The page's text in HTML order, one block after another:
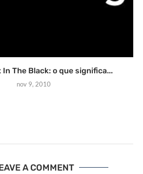
In The Black: o que significa...
nov 9, 2010
A COMMENT